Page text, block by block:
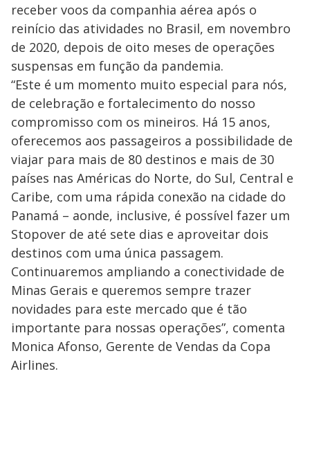
receber voos da companhia aérea após o
reinício das atividades no Brasil, em novembro
de 2020, depois de oito meses de operações
suspensas em função da pandemia.
“Este é um momento muito especial para nós,
de celebração e fortalecimento do nosso
compromisso com os mineiros. Há 15 anos,
oferecemos aos passageiros a possibilidade de
viajar para mais de 80 destinos e mais de 30
países nas Américas do Norte, do Sul, Central e
Caribe, com uma rápida conexão na cidade do
Panamá – aonde, inclusive, é possível fazer um
Stopover de até sete dias e aproveitar dois
destinos com uma única passagem.
Continuaremos ampliando a conectividade de
Minas Gerais e queremos sempre trazer
novidades para este mercado que é tão
importante para nossas operações”, comenta
Monica Afonso, Gerente de Vendas da Copa
Airlines.